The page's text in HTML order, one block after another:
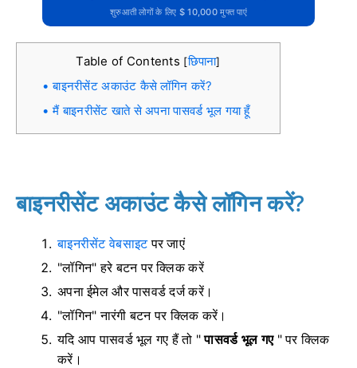
शुरुआती लोगों के लिए $ 10,000 मुफ्त पाएं
Table of Contents [छिपाना]
बाइनरीसेंट अकाउंट कैसे लॉगिन करें?
मैं बाइनरीसेंट खाते से अपना पासवर्ड भूल गया हूँ
बाइनरीसेंट अकाउंट कैसे लॉगिन करें?
बाइनरीसेंट वेबसाइटपर जाएं
"लॉगिन" हरे बटन पर क्लिक करें
अपना ईमेल और पासवर्ड दर्ज करें।
"लॉगिन" नारंगी बटन पर क्लिक करें।
यदि आप पासवर्ड भूल गए हैं तो "पासवर्ड भूल गए" पर क्लिक
करें।